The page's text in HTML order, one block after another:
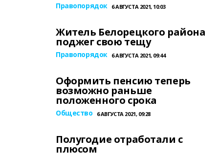
Правопорядок 6 АВГУСТА 2021, 10:03
Житель Белорецкого района
поджег свою тещу
Правопорядок 6 АВГУСТА 2021, 09:44
Оформить пенсию теперь
возможно раньше
положенного срока
Общество 6 АВГУСТА 2021, 09:28
Полугодие отработали с
плюсом